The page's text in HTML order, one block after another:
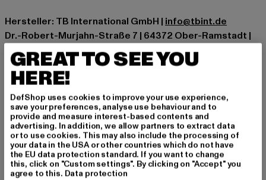
Hersteller: TB International GmbH | info@tbint.de
Dr.-Robert-Murjahn-Straße 7 | 64372 Ober-Ramstadt |
DE
GRÖSSE & PASSFORM
PFLEGEHINWEISE
LIEFERUNG & RÜCKGABE
GREAT TO SEE YOU
HERE!
DefShop uses cookies to improve your use experience,
save your preferences, analyse use behaviour and to
provide and measure interest-based contents and
advertising. In addition, we allow partners to extract data
or to use cookies. This may also include the processing of
your data in the USA or other countries which do not have
the EU data protection standard. If you want to change
this, click on "Custom settings". By clicking on "Accept" you
agree to this. Data protection